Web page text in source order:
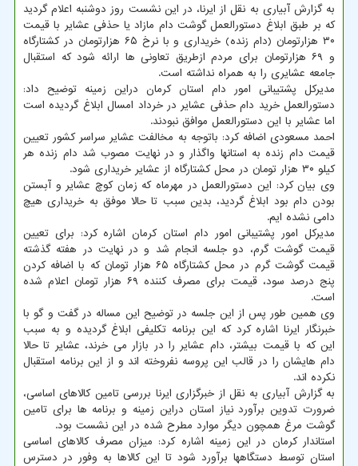
به گزارش آبیاری به نقل از ایرنا، در این نشست روز دوشنبه اعلام گردید
که بر طبق ابلاغ دستورالعمل گوشت دام مازاد یا حذفی عشایر با قیمت
۳۰ هزارتومان (دام زنده) خریداری و با نرخ ۶۵ هزارتومان در کشتارگاه
و ۶۹ هزارتومان برای مردم ازطریق تعاونی ها ارائه شود که استقبال
جامعه عشایری را به همراه نداشته است.
مدیرکل پشتیبانی امور دام استان کرمان دراین زمینه توضیح داد:
دستورالعمل خرید دام حذفی عشایر در خرداد امسال ابلاغ گردیده است
اما عشایر با این دستورالعمل موافق نبودند.
احمد مسعودی اضافه کرد: باتوجه به مخالفت عشایر سراسر کشور تعیین
قیمت دام زنده به استانها واگذار و در نهایت مصوب شد دام زنده هر
کیلو ۳۰ هزار تومان در محل کشتارگاه از عشایر خریداری شود.
وی بیان کرد: این دستورالعمل در مهرماه که زمان کوچ عشایر و آبستن
بودن دام بود ابلاغ گردید، بدین سبب تا حالا موفق به خریداری هیچ
دامی نشده ایم.
مدیرکل امور پشتیبانی امور دام استان کرمان اشاره کرد: برای تعیین
قیمت گوشت گرم، دو جلسه انجام شد و در نهایت در هفته گذشته
قیمت گوشت گرم در محل کشتارگاه ۶۵ هزار تومان که با اضافه کردن
پنج درصد سود، قیمت برای مصرف کننده ۶۹ هزار تومان اعلام شده
است.
وی همین طور پس از این جلسه در توضیح این مساله در گفت و گو با
خبرنگار ایرنا اشاره کرد که این برنامه تکلیفی ابلاغ گردیده و به سبب
این که با قیمت بیشتر، دام عشایر را در بازار می خرند، عشایر تا حالا
دام هایشان را در قالب این پروسه نفروخته اند و از این برنامه استقبال
نکرده اند.
به گزارش آبیاری به نقل از خبرگزاری ایرنا بررسی تامین کالاهای اساسی،
ضرورت تدوین برآورد نیاز استان دراین زمینه و برنامه ها برای تامین
گوشت مرغ همچون دیگر موارد مطرح شده در این نشست بود.
استاندار کرمان در این زمینه اشاره کرد: میزان مصرف کالاهای اساسی
استان توسط دستگاهها برآورد شود تا این کالاها به وفور در دسترس